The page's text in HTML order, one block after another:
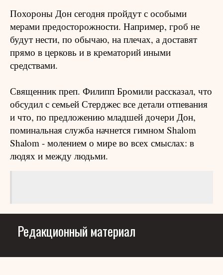
Похороны Дон сегодня пройдут с особыми
мерами предосторожности. Например, гроб не
будут нести, по обычаю, на плечах, а доставят
прямо в церковь и в крематорий иными
средствами.
Священник преп. Филипп Бромили рассказал, что
обсудил с семьей Стерджес все детали отпевания
и что, по предложению младшей дочери Дон,
поминальная служба начнется гимном Shalom
Shalom - молением о мире во всех смыслах: в
людях и между людьми.
Редакционный материал